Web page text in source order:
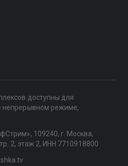
доступны для
непрерывном режиме,
109240, г. Москва,
2, этаж 2, ИНН 7710918800